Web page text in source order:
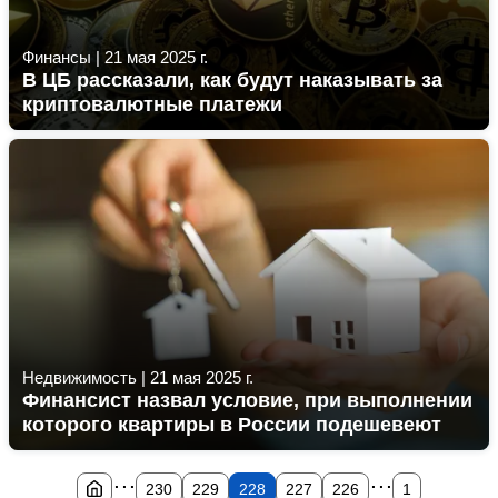
Финансы | 21 мая 2025 г.
В ЦБ рассказали, как будут наказывать за
криптовалютные платежи
Недвижимость | 21 мая 2025 г.
Финансист назвал условие, при выполнении
которого квартиры в России подешевеют
... 230 229 228 227 226 ... 1